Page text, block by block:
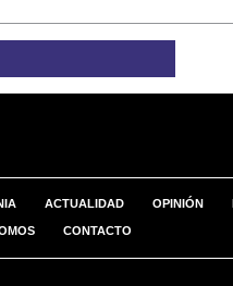
ACTUALIDAD OPINIÓN
CONTACTO